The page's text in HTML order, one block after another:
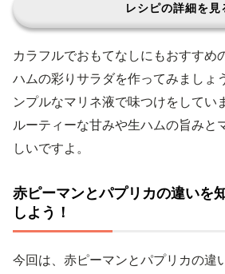
レシピの詳細を見
カラフルでおもてなしにもおすすめ
ハムの彩りサラダを作ってみましょ
ンプルなマリネ液で味つけをしてい
ルーティーな甘みや生ハムの旨みと
しいですよ。
赤ピーマンとパプリカの違いを
しよう！
今回は、赤ピーマンとパプリカの違